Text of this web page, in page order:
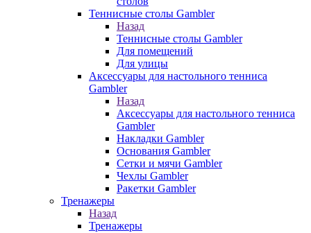
Теннисные столы Gambler
Назад
Теннисные столы Gambler
Для помещений
Для улицы
Аксессуары для настольного тенниса
Gambler
Назад
Аксессуары для настольного тенниса
Gambler
Накладки Gambler
Основания Gambler
Сетки и мячи Gambler
Чехлы Gambler
Ракетки Gambler
Тренажеры
Назад
Тренажеры